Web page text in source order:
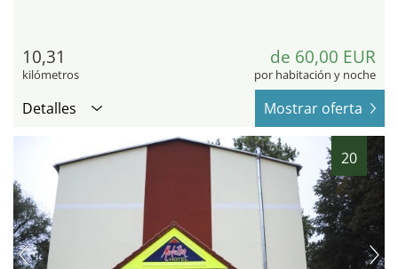
10,31
kilómetros
de 60,00 EUR
por habitación y noche
Detalles Mostrar oferta
20